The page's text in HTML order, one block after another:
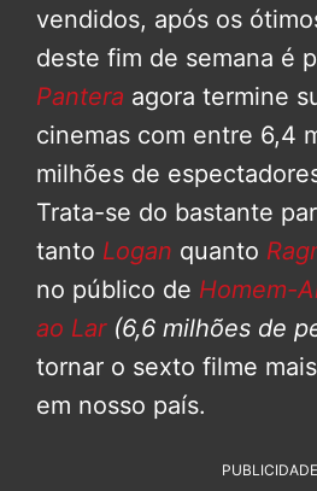
vendidos, após os
deste fim de semana é
Pantera agora termine
cinemas com entre 6,4
milhões de
Trata-se do bastante
tanto Logan quanto
no público de Homem-
ao Lar (6,6 milhões de
tornar o sexto filme
em nosso país.
PUBLICIDADE